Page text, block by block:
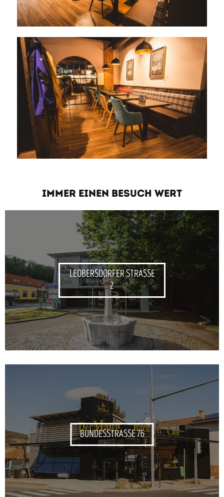
IMMER EINEN BESUCH WERT
LEOBERSDORFER STRASSE 2
BUNDESSTRASSE 76